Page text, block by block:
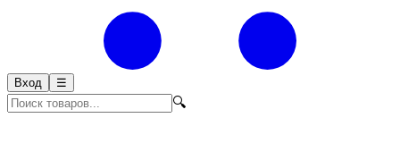
Вход ☰
🔍